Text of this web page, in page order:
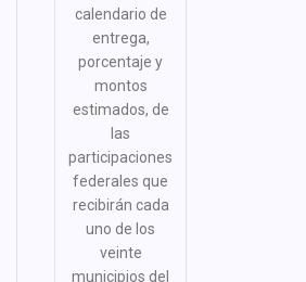
calendario de
entrega,
porcentaje y
montos
estimados, de
las
participaciones
federales que
recibirán cada
uno de los
veinte
municipios del